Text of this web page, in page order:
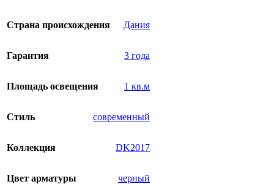
Страна происхождения Дания
Гарантия 3 года
Площадь освещения 1 кв.м
Стиль современный
Коллекция DK2017
Цвет арматуры черный